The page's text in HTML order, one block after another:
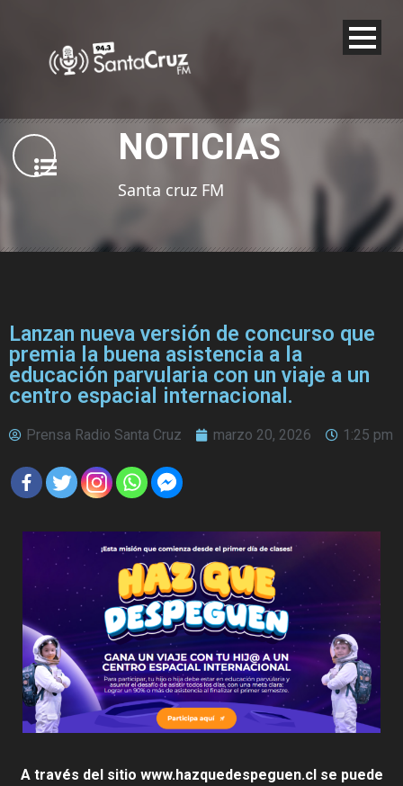
NOTICIAS
Santa cruz FM
Lanzan nueva versión de concurso que
premia la buena asistencia a la
educación parvularia con un viaje a un
centro espacial internacional.
Prensa Radio Santa Cruz marzo 20, 2026 1:25 pm
A través del sitio www.hazquedespeguen.cl se puede